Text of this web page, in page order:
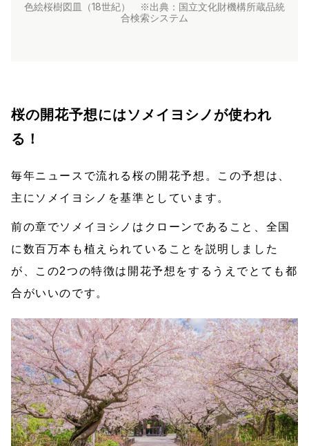
色絵桜樹図皿（18世紀） ※出典： 国立文化財機構所蔵品統
合検索システム
桜の開花予想にはソメイヨシノが使われ
る！
毎年ニュースで流れる桜の開花予想。この予想は、
主にソメイヨシノを基準としています。
前の章でソメイヨシノはクローンであること、全国
に数百万本も植えられていることを説明しました
が、この2つの特徴は開花予想をするうえでとても都
合がいいのです。